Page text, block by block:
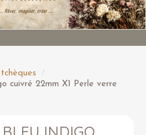
cuivré 22mm X1 Perle verre